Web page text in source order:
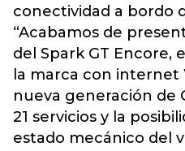
conectividad a bordo
“Acabamos de
del Spark GT Encore,
la marca con internet
nueva generación de
21 servicios y la
estado mecánico del